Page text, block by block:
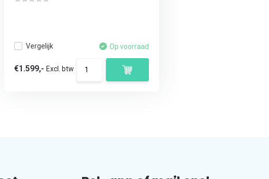
Vergelijk Op voorraad
€1.599,- Excl. btw